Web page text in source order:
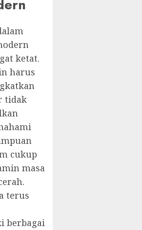
ketat.
harus
tidak
cukup
masa
terus
berbagai